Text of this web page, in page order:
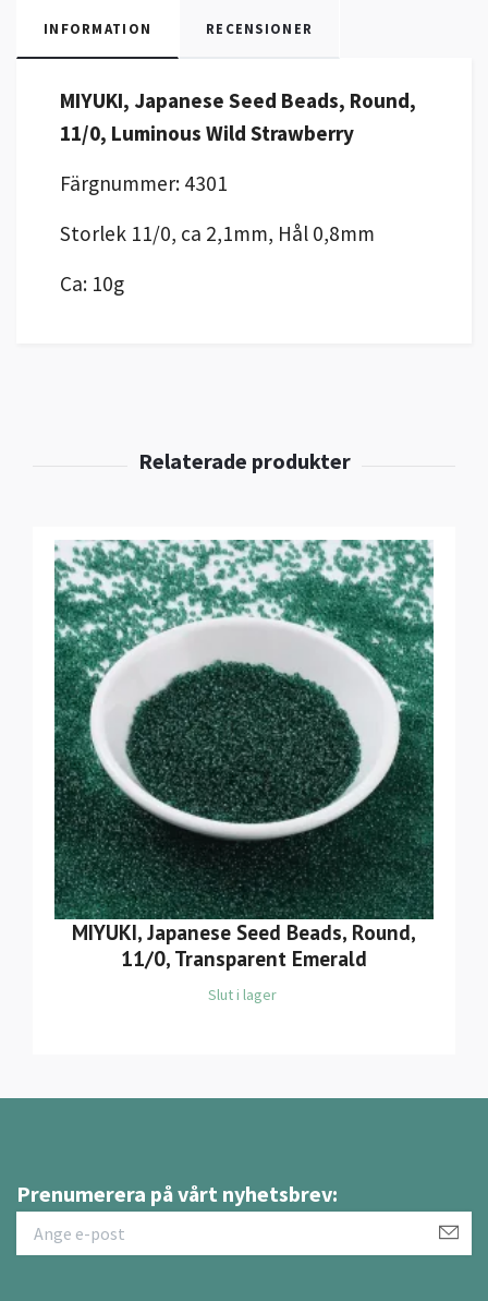
INFORMATION RECENSIONER
MIYUKI, Japanese Seed Beads, Round,
11/0, Luminous Wild Strawberry
Färgnummer: 4301
Storlek 11/0, ca 2,1mm, Hål 0,8mm
Ca: 10g
MIYUKI, Japanese Seed Beads, Round,
11/0, Transparent Emerald
Slut i lager
Prenumerera på vårt nyhetsbrev: